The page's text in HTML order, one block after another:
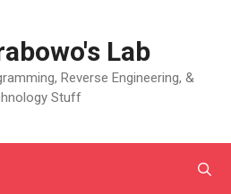
Lab
Reverse Engineering, &
Stuff